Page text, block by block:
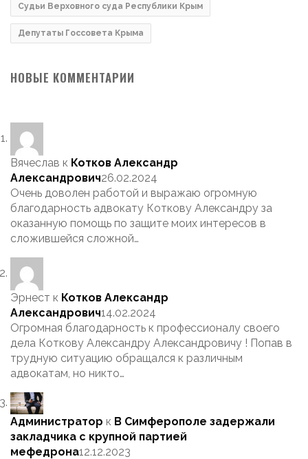
Судьи Верховного суда Республики Крым
Депутаты Госсовета Крыма
НОВЫЕ КОММЕНТАРИИ
Вячеслав к Котков Александр
Александрович26.02.2024
Очень доволен работой и выражаю огромную
благодарность адвокату Коткову Александру за
оказанную помощь по защите моих интересов в
сложившейся сложной…
Эрнест к Котков Александр
Александрович14.02.2024
Огромная благодарность к профессионалу своего
дела Коткову Александру Александровичу ! Попав в
трудную ситуацию обращался к различным
адвокатам, но никто…
Администратор к В Симферополе задержали
закладчика с крупной партией
мефедрона12.12.2023